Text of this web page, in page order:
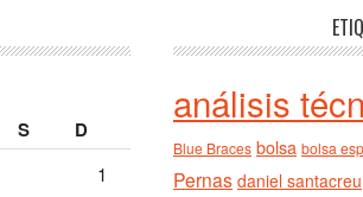
S D
1
análisis
Blue Braces bolsa bolsa
Pernas daniel santacreu